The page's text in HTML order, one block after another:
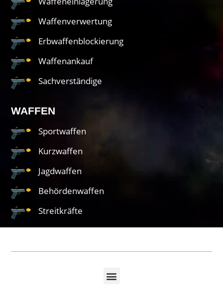
Waffenverwertung
Erbwaffenblockierung
Waffenankauf
Sachverständige
WAFFEN
Sportwaffen
Kurzwaffen
Jagdwaffen
Behördenwaffen
Streitkräfte